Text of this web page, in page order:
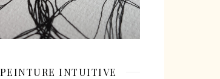
PEINTURE INTUITIVE